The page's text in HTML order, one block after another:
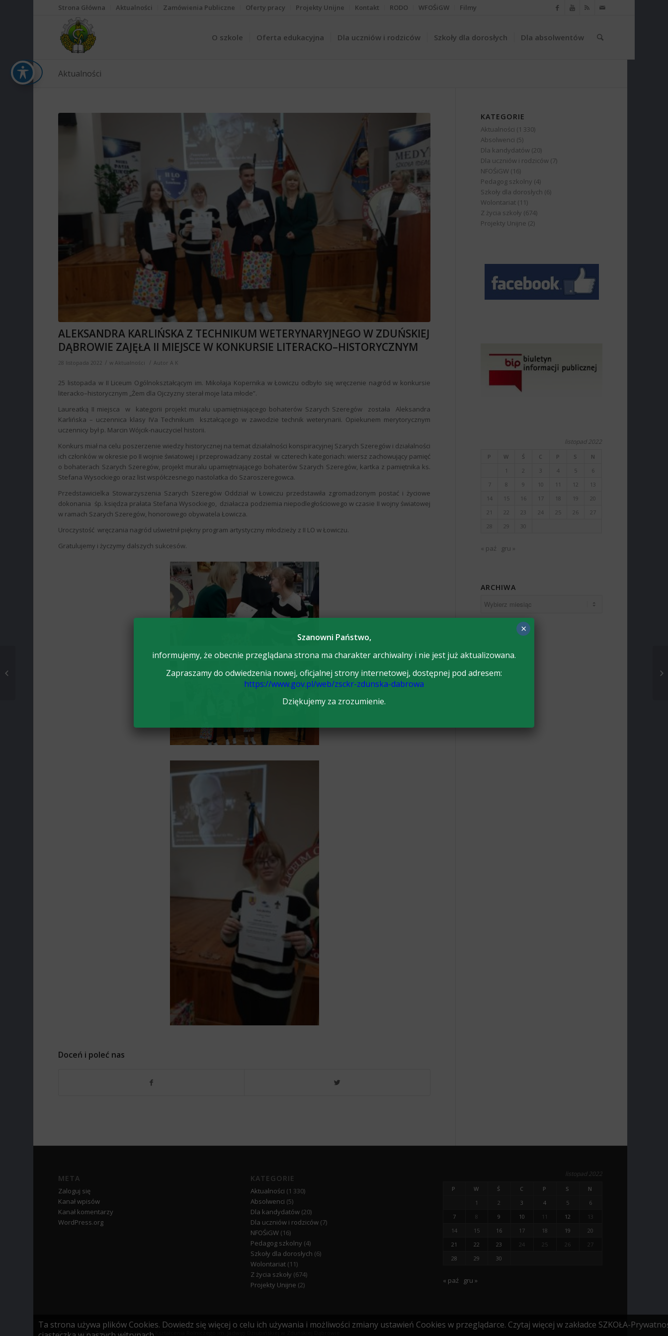
Strona Główna Aktualności Zamówienia Publiczne Oferty pracy Projekty Unijne Kontakt RODO WFOŚiGW Filmy
O szkole Oferta edukacyjna Dla uczniów i rodziców Szkoły dla dorosłych Dla absolwentów
Aktualności
ALEKSANDRA KARLIŃSKA Z TECHNIKUM WETERYNARYJNEGO W ZDUŃSKIEJ
DĄBROWIE ZAJĘŁA II MIEJSCE W KONKURSIE LITERACKO–HISTORYCZNYM
28 listopada 2022 / wAktualności / AutorA K
25 listopada w II Liceum Ogólnokształcącym im. Mikołaja Kopernika w Łowiczu odbyło się wręczenie nagród w konkursie
literacko–historycznym „Żem dla Ojczyzny sterał moje lata młode”.
Laureatką II miejsca w kategorii projekt muralu upamiętniającego bohaterów Szarych Szeregów została Aleksandra
Karlińska – uczennica klasy IVa Technikum kształcącego w zawodzie technik weterynarii. Opiekunem merytorycznym
uczennicy był p. Marcin Wójcik-nauczyciel historii.
Konkurs miał na celu poszerzenie wiedzy historycznej na temat działalności konspiracyjnej Szarych Szeregów i działalności
ich członków w okresie po II wojnie światowej i przeprowadzany został w czterech kategoriach: wiersz zachowujący pamięć
o bohaterach Szarych Szeregów, projekt muralu upamiętniającego bohaterów Szarych Szeregów, kartka z pamiętnika ks.
Stefana Wysockiego oraz list współczesnego nastolatka do Szaroszeregowca.
Przedstawicielka Stowarzyszenia Szarych Szeregów Oddział w Łowiczu przedstawiła zgromadzonym postać i życiowe
dokonania śp. księdza prałata Stefana Wysockiego, działacza podziemia niepodległościowego w czasie II wojny światowej
w ramach Szarych Szeregów, honorowego obywatela Łowicza.
Uroczystość wręczania nagród uświetnił piękny program artystyczny młodzieży z II LO w Łowiczu.
Gratulujemy i życzymy dalszych sukcesów.
Doceń i poleć nas
KATEGORIE
Aktualności (1 330)
Absolwenci (5)
Dla kandydatów (20)
Dla uczniów i rodziców (7)
NFOŚiGW (16)
Pedagog szkolny (4)
Szkoły dla dorosłych (6)
Wolontariat (11)
Z życia szkoły (674)
Projekty Unijne (2)
listopad 2022
P W Ś C P S
N
1
2 3 4 5
6
7
8 9 10 11 12
13
14
15 16 17 18 19
20
21
22 23 24 25 26
27
28
29 30
« paź gru »
ARCHIWA
META
Zaloguj się
Kanał wpisów
Kanał komentarzy
WordPress.org
KATEGORIE
Aktualności (1 330)
Absolwenci (5)
Dla kandydatów(20)
Dla uczniów i rodziców(7)
NFOŚiGW(16)
Pedagog szkolny (4)
Szkoły dla dorosłych (6)
Wolontariat(11)
Z życia szkoły (674)
Projekty Unijne (2)
listopad 2022
P W Ś C P S
N
1
2 3 4 5
6
7
8 9 10 11 12
13
14
15 16 17 18 19
20
21
22 23 24 25 26
27
28
29 30
« paź gru »
© Copyright - Zespół Szkół Centrum Kształcenia Rolniczego im. Jadwigi Dziubińskiej w Zduńskiej Dąbrowie
Ta strona używa plików Cookies. Dowiedz się więcej o celu ich używania i możliwości zmiany ustawień Cookies w przeglądarce. Czytaj więcej w zakładce SZKOŁA-
Szanowni Państwo,
informujemy, że obecnie przeglądana strona ma charakter archiwalny i nie jest już aktualizowana.
Zapraszamy do odwiedzenia nowej, oficjalnej strony internetowej, dostępnej pod adresem:
https://www.gov.pl/web/zsckr-zdunska-dabrowa
Dziękujemy za zrozumienie.
×